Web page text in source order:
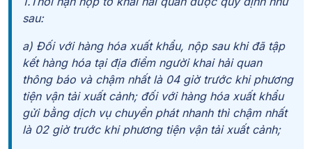
sau:
a) Đối với hàng hóa xuất khẩu, nộp sau khi đã tập
kết hàng hóa tại địa điểm người khai hải quan
thông báo và chậm nhất là 04 giờ trước khi phương
tiện vận tải xuất cảnh; đối với hàng hóa xuất khẩu
gửi bằng dịch vụ chuyển phát nhanh thì chậm nhất
là 02 giờ trước khi phương tiện vận tải xuất cảnh;